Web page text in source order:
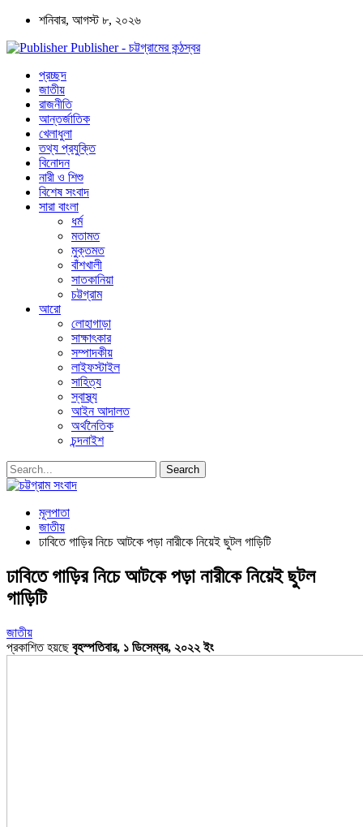
শনিবার, আগস্ট ৮, ২০২৬
Publisher - চট্টগ্রামের কন্ঠস্বর
প্রচ্ছদ
জাতীয়
রাজনীতি
আন্তর্জাতিক
খেলাধুলা
তথ্য প্রযুক্তি
বিনোদন
নারী ও শিশু
বিশেষ সংবাদ
সারা বাংলা
ধর্ম
মতামত
মুক্তমত
বাঁশখালী
সাতকানিয়া
চট্টগ্রাম
আরো
লোহাগাড়া
সাক্ষাৎকার
সম্পাদকীয়
লাইফস্টাইল
সাহিত্য
স্বাস্থ্য
আইন আদালত
অর্থনৈতিক
চন্দনাইশ
মূলপাতা
জাতীয়
ঢাবিতে গাড়ির নিচে আটকে পড়া নারীকে নিয়েই ছুটল গাড়িটি
ঢাবিতে গাড়ির নিচে আটকে পড়া নারীকে নিয়েই ছুটল
গাড়িটি
জাতীয়
প্রকাশিত হয়ছেবৃহস্পতিবার, ১ ডিসেম্বর, ২০২২ ইং